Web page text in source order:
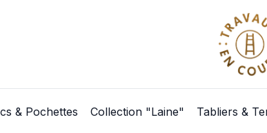
& Pochettes Collection "Laine" Tabliers &